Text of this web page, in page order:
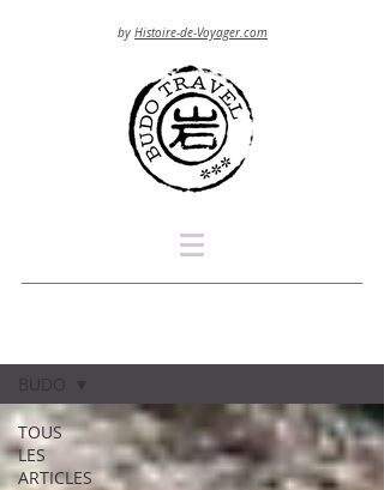
by Histoire-de-Voyager.com
TOUS
LES
ARTICLES